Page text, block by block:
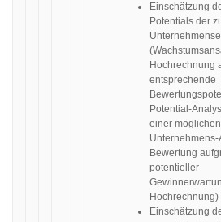
Einschätzung
Potentials der
Hochrechnung
entsprechende
Potential-
einer möglichen
Unternehmens-
Bewertung
potentieller
Hochrechnung)
Einschätzung